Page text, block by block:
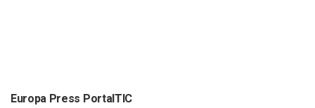
Europa Press PortalTIC